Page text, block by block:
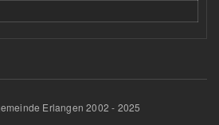
Erlangen 2002 - 2025